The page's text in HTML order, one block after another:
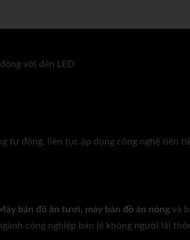
với đèn LED
tự động, liên tục áp dụng công nghệ tiên
bán đồ ăn tươi, máy bán đồ ăn nóng.và
công nghiệp bán lẻ không người lái